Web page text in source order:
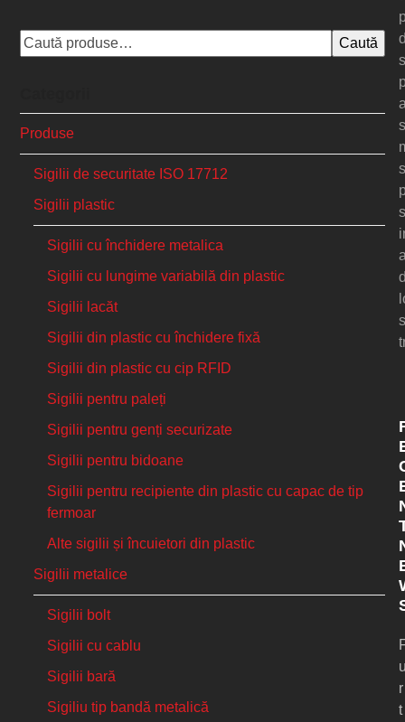
Caută
Produse
Sigilii de securitate ISO 17712
Sigilii plastic
Sigilii cu închidere metalica
Sigilii cu lungime variabilă din plastic
Sigilii lacăt
Sigilii din plastic cu închidere fixă
Sigilii din plastic cu cip RFID
Sigilii pentru paleți
Sigilii pentru genți securizate
Sigilii pentru bidoane
Sigilii pentru recipiente din plastic cu capac de tip
fermoar
Alte sigilii și încuietori din plastic
Sigilii metalice
Sigilii bolt
Sigilii cu cablu
Sigilii bară
Sigiliu tip bandă metalică
r
t